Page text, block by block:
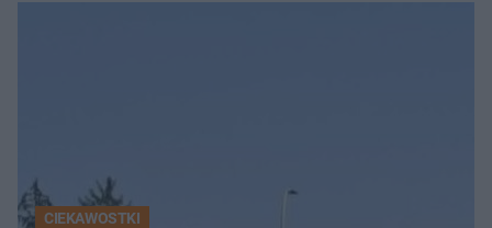
CIEKAWOSTKI